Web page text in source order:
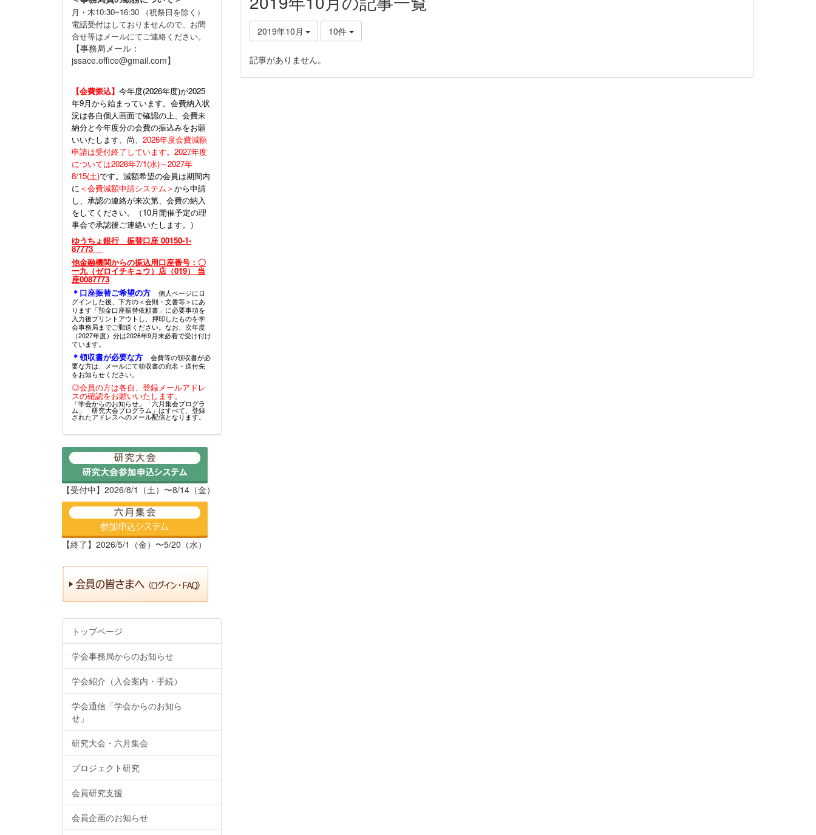
2019年10月 10件
記事がありません。
月・木10:30~16:30 （祝祭日を除く）
電話受付はしておりませんので、お問
合せ等はメールにてご連絡ください。
【事務局メール：
jssace.office@gmail.com】
【会費振込】 今年度(2026年度)が2025
年9月から始まっています。会費納入状
況は各自個人画面で確認の上、会費未
納分と今年度分の会費の振込みをお願
いいたします。尚、 2026年度会費減額
申請は受付終了しています。2027年度
については2026年7/1(水)～2027年
8/15(土)です。減額希望の会員は期間内
に ＜会費減額申請システム＞から申請
し、承認の連絡が来次第、会費の納入
をしてください。（10月開催予定の理
事会で承認後ご連絡いたします。）
ゆうちょ銀行 振替口座 00150-1-
87773
他金融機関からの振込用口座番号：〇
一九（ゼロイチキュウ）店（019） 当
座0087773
＊口座振替ご希望の方
個人ページにロ
グインした後、下方の＜会則・文書等＞にあ
ります「預金口座振替依頼書」に必要事項を
入力後プリントアウトし、押印したものを学
会事務局までご郵送ください。なお、次年度
（2027年度）分は2026年9月末必着で受け付け
ています。
＊領収書が必要な方
会費等の領収書が必
要な方は、メールにて領収書の宛名・送付先
をお知らせください。
◎会員の方は各自、登録メールアドレ
スの確認をお願いいたします。
「学会からのお知らせ」「六月集会プログラ
ム」「研究大会プログラム」はすべて、登録
されたアドレスへのメール配信となります。
【受付中】2026/8/1（土）〜8/14（金）
【終了】2026/5/1（金）〜5/20（水）
トップページ
学会事務局からのお知らせ
学会紹介（入会案内・手続）
学会通信「学会からのお知ら
せ」
研究大会・六月集会
プロジェクト研究
会員研究支援
会員企画のお知らせ